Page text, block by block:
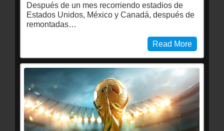
Después de un mes recorriendo estadios de
Estados Unidos, México y Canadá, después de
remontadas…
Read More